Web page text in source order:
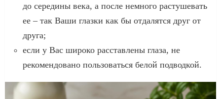
до середины века, а после немного растушевать
ее – так Ваши глазки как бы отдалятся друг от
друга;
если у Вас широко расставлены глаза, не
рекомендовано пользоваться белой подводкой.